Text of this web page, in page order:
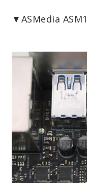
▼ASMedia